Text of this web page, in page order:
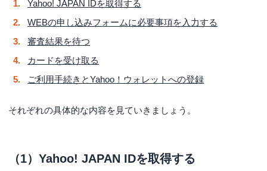
Yahoo! JAPAN IDを取得する
WEBの申し込みフォームに必要事項を入力する
審査結果を待つ
カードを受け取る
ご利用手続きとYahoo！ウォレットへの登録
それぞれの具体的な内容を見ていきましょう。
（1）Yahoo! JAPAN IDを取得する